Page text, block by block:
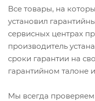
Все товары, на
установил
сервисных центрах
производитель
сроки гарантии на
гарантийном талоне
Мы всегда